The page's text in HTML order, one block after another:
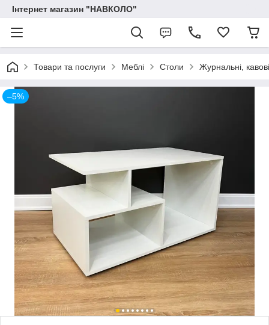
Інтернет магазин "НАВКОЛО"
Товари та послуги Меблі Столи Журнальні,
–5%